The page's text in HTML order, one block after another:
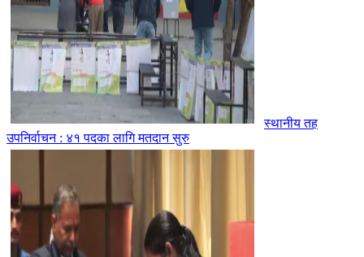
स्थानीय तह
उपनिर्वाचन : ४१ पदका लागि मतदान सुरु